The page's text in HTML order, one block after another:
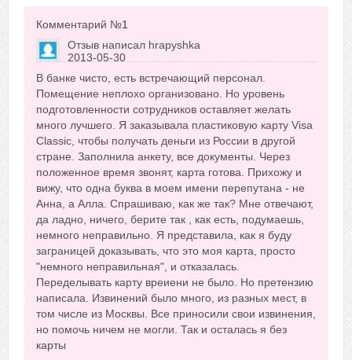
Комментарий №1
Отзыв написал hrapyshka
2013-05-30
0
Сказать друзьям об отзыве
В банке чисто, есть встречающий персонал.
Помещение неплохо организовано. Но уровень
подготовленности сотрудников оставляет желать
много лучшего. Я заказывала пластиковую карту Visa
Classic, чтобы получать деньги из России в другой
стране. Заполнила анкету, все документы. Через
положенное время звонят, карта готова. Прихожу и
вижу, что одна буква в моем имени перепутана - не
Анна, а Алла. Спрашиваю, как же так? Мне отвечают,
да ладно, ничего, берите так , как есть, подумаешь,
немного неправильно. Я представила, как я буду
заграницей доказывать, что это моя карта, просто
"немного неправильная", и отказалась.
Переделывать карту вреиени не было. Но претензию
написала. Извинений было много, из разных мест, в
том числе из Москвы. Все приносили свои извинения,
но помочь ничем не могли. Так и осталась я без
карты